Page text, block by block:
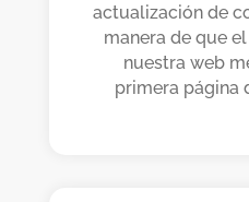
actualización de
manera de que
nuestra web
primera página